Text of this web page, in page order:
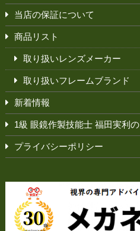
当店の保証について
商品リスト
取り扱いレンズメーカー
取り扱いフレームブランド
新着情報
1級 眼鏡作製技能士 福田実利
プライバシーポリシー